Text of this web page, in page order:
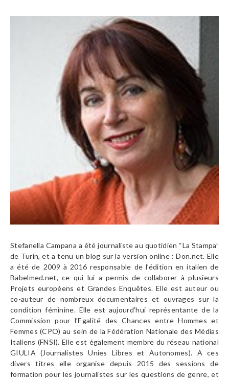
Stefanella Campana a été journaliste au quotidien “La Stampa”
de Turin, et a tenu un blog sur la version online : Don.net. Elle
a été de 2009 à 2016 responsable de l’édition en italien de
Babelmed.net, ce qui lui a permis de collaborer à plusieurs
Projets européens et Grandes Enquêtes. Elle est auteur ou
co-auteur de nombreux documentaires et ouvrages sur la
condition féminine. Elle est aujourd'hui représentante de la
Commission pour l’Egalité des Chances entre Hommes et
Femmes (CPO) au sein de la Fédération Nationale des Médias
Italiens (FNSI). Elle est également membre du réseau national
GIULIA (Journalistes Unies Libres et Autonomes). A ces
divers titres elle organise depuis 2015 des sessions de
formation pour les journalistes sur les questions de genre, et